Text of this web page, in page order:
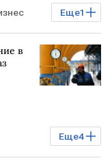
Еще1
в
Еще4